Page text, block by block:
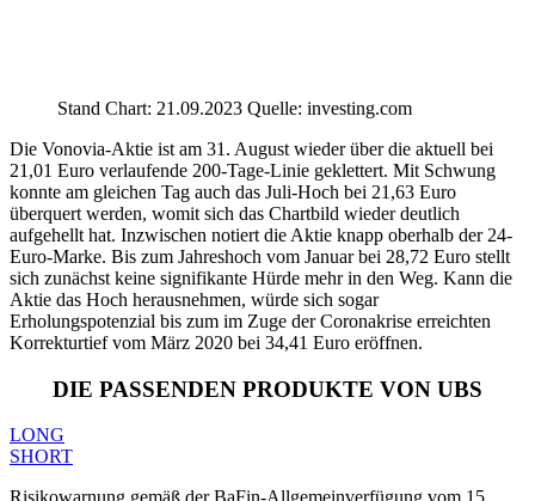
Stand Chart: 21.09.2023 Quelle: investing.com
Die Vonovia-Aktie ist am 31. August wieder über die aktuell bei
21,01 Euro verlaufende 200-Tage-Linie geklettert. Mit Schwung
konnte am gleichen Tag auch das Juli-Hoch bei 21,63 Euro
überquert werden, womit sich das Chartbild wieder deutlich
aufgehellt hat. Inzwischen notiert die Aktie knapp oberhalb der 24-
Euro-Marke. Bis zum Jahreshoch vom Januar bei 28,72 Euro stellt
sich zunächst keine signifikante Hürde mehr in den Weg. Kann die
Aktie das Hoch herausnehmen, würde sich sogar
Erholungspotenzial bis zum im Zuge der Coronakrise erreichten
Korrekturtief vom März 2020 bei 34,41 Euro eröffnen.
DIE PASSENDEN PRODUKTE VON UBS
LONG
SHORT